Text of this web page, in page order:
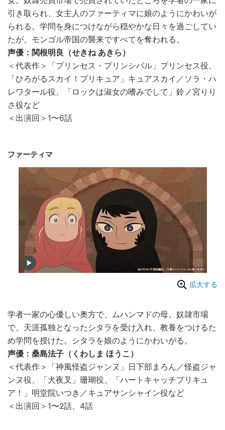
引き取られ、女主人のファーティマに娘のようにかわいが
られる。学問を身につけながら穏やかな日々を過ごしてい
たが、モンゴル帝国の襲来ですべてを奪われる。
声優：関根明良（せきね あきら）
＜代表作＞「プリンセス・プリンシパル」プリンセス役、
「ひろがるスカイ！プリキュア」キュアスカイ／ソラ・ハ
レワタール役、「ロックは淑女の嗜みでして」鈴ノ宮りり
さ役など
＜出演回＞1〜6話
ファーティマ
拡大する
学者一家の心優しい奥方で、ムハンマドの母。奴隷市場
で、天涯孤独となったシタラを受け入れ、教養をつけるた
め学問を授けた。シタラを娘のようにかわいがる。
声優：桑島法子（くわしま ほうこ）
＜代表作＞「神風怪盗ジャンヌ」日下部まろん／怪盗ジャ
ンヌ役、「犬夜叉」珊瑚役、「ハートキャッチプリキュ
ア！」明堂院いつき／キュアサンシャイン役など
＜出演回＞1〜2話、4話